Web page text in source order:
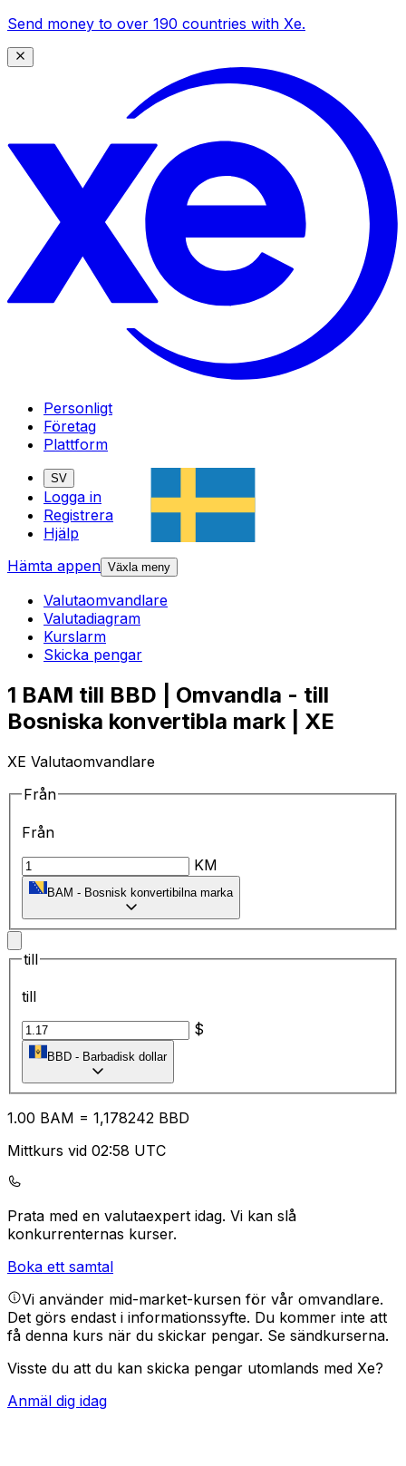
Send money to over 190 countries with Xe.
Personligt
Företag
Plattform
SV
Logga in
Registrera
Hjälp
Hämta appen Växla meny
Valutaomvandlare
Valutadiagram
Kurslarm
Skicka pengar
1 BAM till BBD | Omvandla - till
Bosniska konvertibla mark | XE
XE Valutaomvandlare
Från
Från
KM
BAM - Bosnisk konvertibilna marka
till
till
$
BBD - Barbadisk dollar
1.00 BAM = 1,178242 BBD
Mittkurs vid 02:58 UTC
Prata med en valutaexpert idag. Vi kan slå
konkurrenternas kurser.
Boka ett samtal
Vi använder mid-market-kursen för vår omvandlare.
Det görs endast i informationssyfte. Du kommer inte att
få denna kurs när du skickar pengar. Se sändkurserna.
Visste du att du kan skicka pengar utomlands med Xe?
Anmäl dig idag